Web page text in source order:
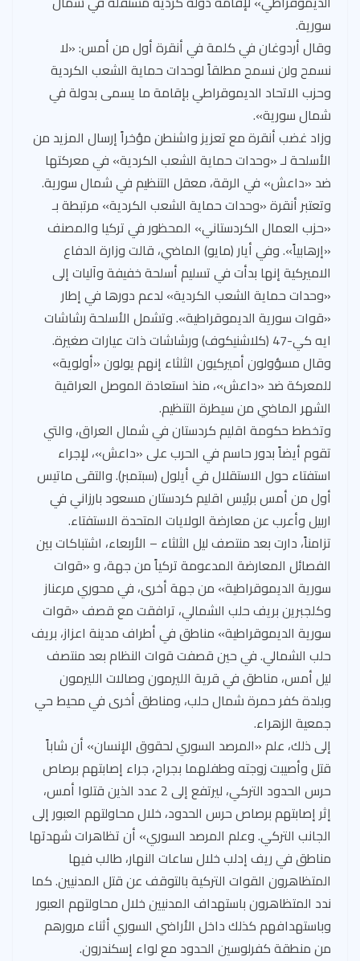
سورية.
وقال أردوغان في كلمة في أنقرة أول من أمس: «لا
نسمح ولن نسمح مطلقاً لوحدات حماية الشعب الكردية
وحزب الاتحاد الديموقراطي بإقامة ما يسمى بدولة في
شمال سورية».
وزاد غضب أنقرة مع تعزيز واشنطن مؤخراً إرسال المزيد من
الأسلحة لـ «وحدات حماية الشعب الكردية» في معركتها
ضد «داعش» في الرقة، معقل التنظيم في شمال سورية.
وتعتبر أنقرة «وحدات حماية الشعب الكردية» مرتبطة بـ
«حزب العمال الكردستاني» المحظور في تركيا والمصنف
«إرهابياً». وفي أيار (مايو) الماضي، قالت وزارة الدفاع
الاميركية إنها بدأت في تسليم أسلحة خفيفة وآليات إلى
«وحدات حماية الشعب الكردية» لدعم دورها في إطار
«قوات سورية الديموقراطية». وتشمل الأسلحة رشاشات
ايه كي-47 (كلاشنيكوف) ورشاشات ذات عيارات صغيرة.
وقال مسؤولون أميركيون الثلثاء إنهم يولون «أولوية»
للمعركة ضد «داعش»، منذ استعادة الموصل العراقية
الشهر الماضي من سيطرة التنظيم.
وتخطط حكومة اقليم كردستان في شمال العراق، والتي
تقوم أيضاً بدور حاسم في الحرب على «داعش»، لإجراء
استفتاء حول الاستقلال في أيلول (سبتمبر). والتقى ماتيس
أول من أمس برئيس اقليم كردستان مسعود بارزاني في
اربيل وأعرب عن معارضة الولايات المتحدة الاستفتاء.
تزامناً، دارت بعد منتصف ليل الثلثاء – الأربعاء، اشتباكات بين
الفصائل المعارضة المدعومة تركياً من جهة، و «قوات
سورية الديموقراطية» من جهة أخرى، في محوري مرعناز
وكلجبرين بريف حلب الشمالي، ترافقت مع قصف «قوات
سورية الديموقراطية» مناطق في أطراف مدينة اعزاز، بريف
حلب الشمالي. في حين قصفت قوات النظام بعد منتصف
ليل أمس، مناطق في قرية الليرمون وصالات الليرمون
وبلدة كفر حمرة شمال حلب، ومناطق أخرى في محيط حي
جمعية الزهراء.
إلى ذلك، علم «المرصد السوري لحقوق الإنسان» أن شاباً
قتل وأصيبت زوجته وطفلهما بجراح، جراء إصابتهم برصاص
حرس الحدود التركي، ليرتفع إلى 2 عدد الذين قتلوا أمس،
إثر إصابتهم برصاص حرس الحدود، خلال محاولتهم العبور إلى
الجانب التركي. وعلم المرصد السوري» أن تظاهرات شهدتها
مناطق في ريف إدلب خلال ساعات النهار، طالب فيها
المتظاهرون القوات التركية بالتوقف عن قتل المدنيين. كما
ندد المتظاهرون باستهداف المدنيين خلال محاولتهم العبور
وباستهدافهم كذلك داخل الأراضي السوري أثناء مرورهم
من منطقة كفرلوسين الحدود مع لواء إسكندرون.